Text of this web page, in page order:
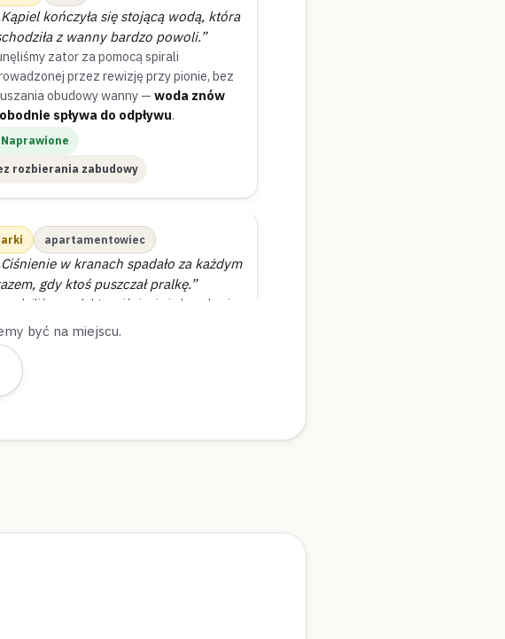
kończyła się stojącą wodą, która
z wanny bardzo powoli.”
zator za pomocą spirali
przez rewizję przy pionie, bez
obudowy wanny — woda znów
spływa do odpływu.
Naprawione
rozbierania zabudowy
apartamentowiec
w kranach spadało za każdym
gdy ktoś puszczał pralkę.”
reduktor ciśnienia i okazało się,
jest źle wyregulowany na całą instalację —
go poprawnie w niecałe pół
Naprawione
być na miejscu.